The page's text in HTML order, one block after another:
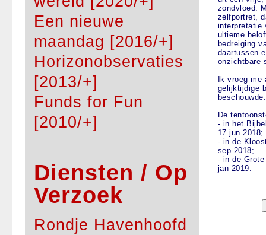
Een nieuwe
maandag [2016/+]
Horizonobservaties
[2013/+]
Funds for Fun
[2010/+]
Diensten / Op
Verzoek
Rondje Havenhoofd
zondvloed.
zelfportret,
interpretatie
ultieme
bedreiging
daartussen
onzichtbare
Ik vroeg
gelijktijdige
De
- in het
17 jun 2018;
- in de
sep 2018;
- in de
jan 2019.